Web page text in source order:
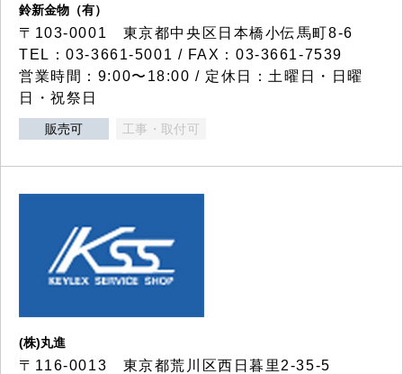
鈴新金物（有）
〒103-0001 東京都中央区日本橋小伝馬町8-6
TEL：03-3661-5001 / FAX：03-3661-7539
営業時間：9:00〜18:00 / 定休日：土曜日・日曜
日・祝祭日
販売可 工事・取付可
(株)丸進
〒116-0013 東京都荒川区西日暮里2-35-5